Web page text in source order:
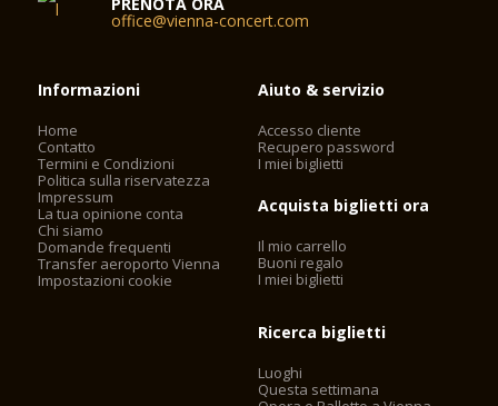
office@vienna-concert.com
Informazioni
Home
Contatto
Termini e Condizioni
Politica sulla riservatezza
Impressum
La tua opinione conta
Chi siamo
Domande frequenti
Transfer aeroporto Vienna
Impostazioni cookie
Aiuto & servizio
Accesso cliente
Recupero password
I miei biglietti
Acquista biglietti ora
Il mio carrello
Buoni regalo
I miei biglietti
Ricerca biglietti
Luoghi
Questa settimana